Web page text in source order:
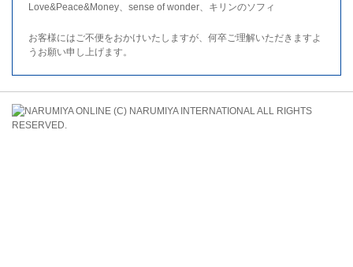
Love&Peace&Money、sense of wonder、キリンのソフィ
お客様にはご不便をおかけいたしますが、何卒ご理解いただきますよ
うお願い申し上げます。